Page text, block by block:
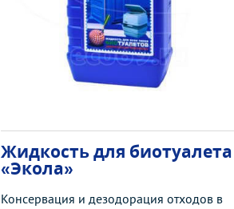
Жидкость для биотуалета
«Экола»
Консервация и дезодорация отходов в